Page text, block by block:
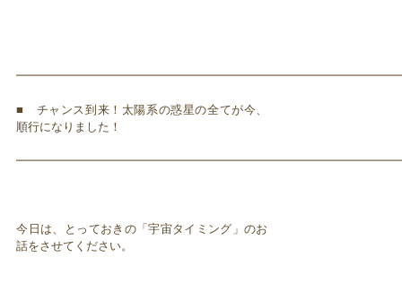
■ チャンス到来！太陽系の惑星の全てが今、
順行になりました！
今日は、とっておきの「宇宙タイミング」のお
話をさせてください。